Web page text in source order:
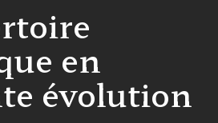
en
évolution